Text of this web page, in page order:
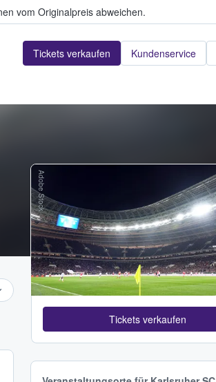
vom Originalpreis abweichen.
Tickets verkaufen Kundenservice
Adobe Stock
Tickets verkaufen